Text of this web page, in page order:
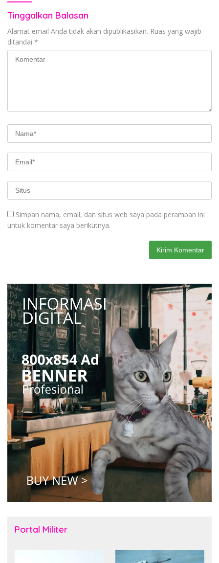
Tinggalkan Balasan
Alamat email Anda tidak akan dipublikasikan. Ruas yang wajib
ditandai *
Simpan nama, email, dan situs web saya pada peramban ini
untuk komentar saya berikutnya.
Portal Militer